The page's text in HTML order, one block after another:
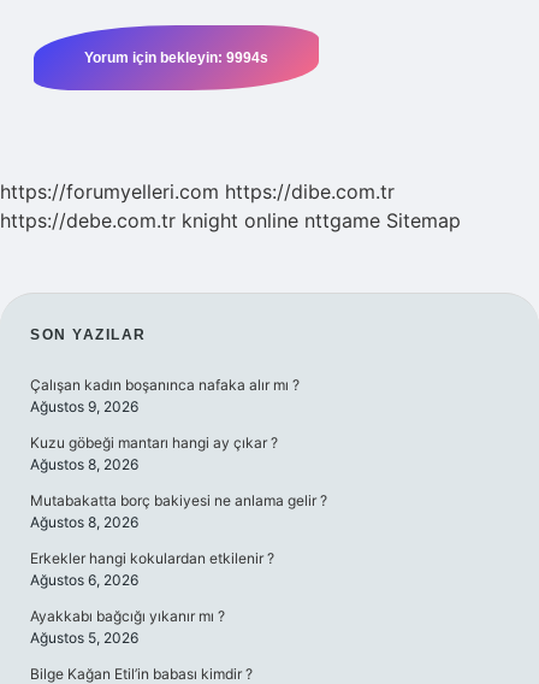
https://forumyelleri.com https://dibe.com.tr
https://debe.com.tr knight online nttgame Sitemap
SIDEBAR
SON YAZILAR
Çalışan kadın boşanınca nafaka alır mı ?
Ağustos 9, 2026
Kuzu göbeği mantarı hangi ay çıkar ?
Ağustos 8, 2026
Mutabakatta borç bakiyesi ne anlama gelir ?
Ağustos 8, 2026
Erkekler hangi kokulardan etkilenir ?
Ağustos 6, 2026
Ayakkabı bağcığı yıkanır mı ?
Ağustos 5, 2026
Bilge Kağan Etil’in babası kimdir ?